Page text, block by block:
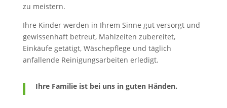
zu meistern.
Ihre Kinder werden in Ihrem Sinne gut versorgt und
gewissenhaft betreut, Mahlzeiten zubereitet,
Einkäufe getätigt, Wäschepflege und täglich
anfallende Reinigungsarbeiten erledigt.
Ihre Familie ist bei uns in guten Händen.